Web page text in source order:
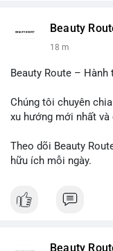
Beauty
18 m
Beauty Route –
Chúng tôi chuyên
xu hướng mới nhất
Theo dõi Beauty
hữu ích mỗi ngày.